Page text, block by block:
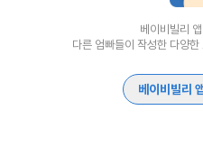
베이비빌리
다른 엄빠들이 작성한 다양
베이비빌리